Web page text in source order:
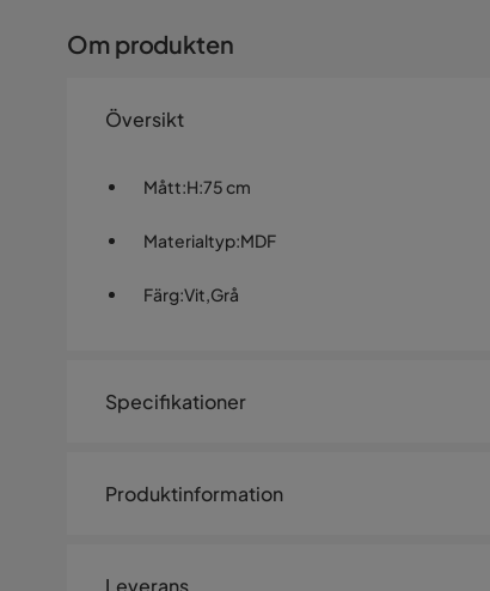
Om produkten
Översikt
Mått:H:75 cm
Materialtyp:MDF
Färg:Vit,Grå
Specifikationer
Storlek
Produktinformation
Leverans